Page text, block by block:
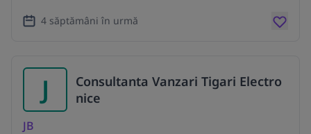
4 săptămâni în urmă
J
Consultanta Vanzari Tigari Electro
nice
JB